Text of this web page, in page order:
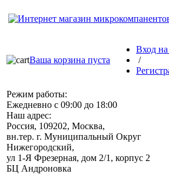
Ваша корзина пуста
Вход на
/
Режим работы:
Ежедневно с 09:00 до 18:00
Наш адрес:
Россия, 109202, Москва,
вн.тер. г. Муниципальный Округ
Нижегородский,
ул 1-Я Фрезерная, дом 2/1, корпус 2
БЦ Андроновка